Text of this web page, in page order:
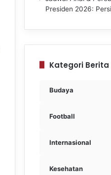
Presiden 2026:
Kategori Berita
Budaya
Football
Internasional
Kesehatan